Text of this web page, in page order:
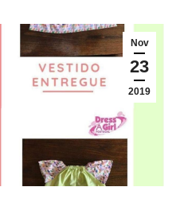
Nov
23
2019